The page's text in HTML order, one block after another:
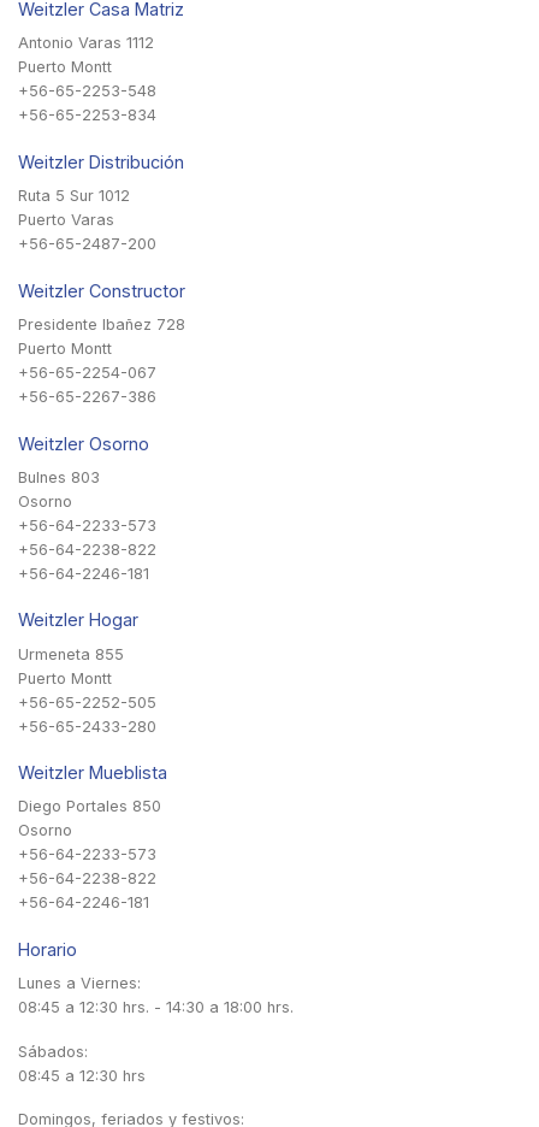
Weitzler Casa Matriz
Antonio Varas 1112
Puerto Montt
+56-65-2253-548
+56-65-2253-834
Weitzler Distribución
Ruta 5 Sur 1012
Puerto Varas
+56-65-2487-200
Weitzler Constructor
Presidente Ibañez 728
Puerto Montt
+56-65-2254-067
+56-65-2267-386
Weitzler Osorno
Bulnes 803
Osorno
+56-64-2233-573
+56-64-2238-822
+56-64-2246-181
Weitzler Hogar
Urmeneta 855
Puerto Montt
+56-65-2252-505
+56-65-2433-280
Weitzler Mueblista
Diego Portales 850
Osorno
+56-64-2233-573
+56-64-2238-822
+56-64-2246-181
Horario
Lunes a Viernes:
08:45 a 12:30 hrs. - 14:30 a 18:00 hrs.
Sábados:
08:45 a 12:30 hrs
Domingos, feriados y festivos: